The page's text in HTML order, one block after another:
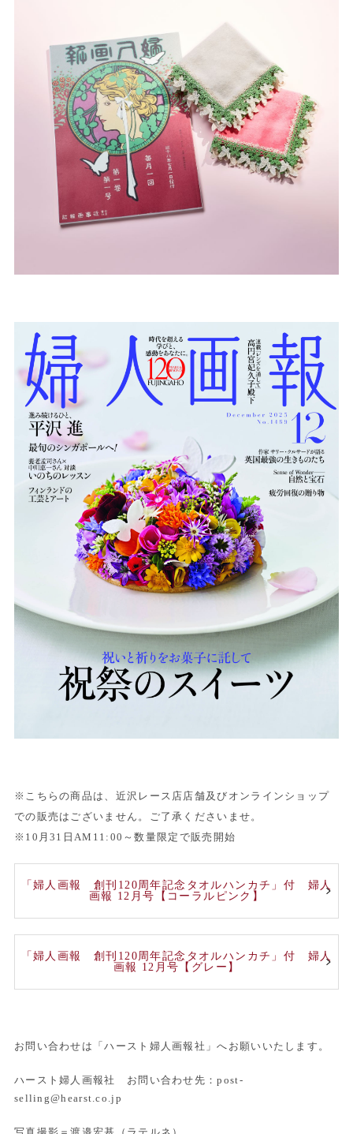
※こちらの商品は、近沢レース店店舗及びオンラインショップ
での販売はございません。ご了承くださいませ。
※10月31日AM11:00～数量限定で販売開始
「婦人画報 創刊120周年記念タオルハンカチ」付 婦人
画報 12月号【コーラルピンク】
「婦人画報 創刊120周年記念タオルハンカチ」付 婦人
画報 12月号【グレー】
お問い合わせは「ハースト婦人画報社」へお願いいたします。
ハースト婦人画報社 お問い合わせ先：post-
selling@hearst.co.jp